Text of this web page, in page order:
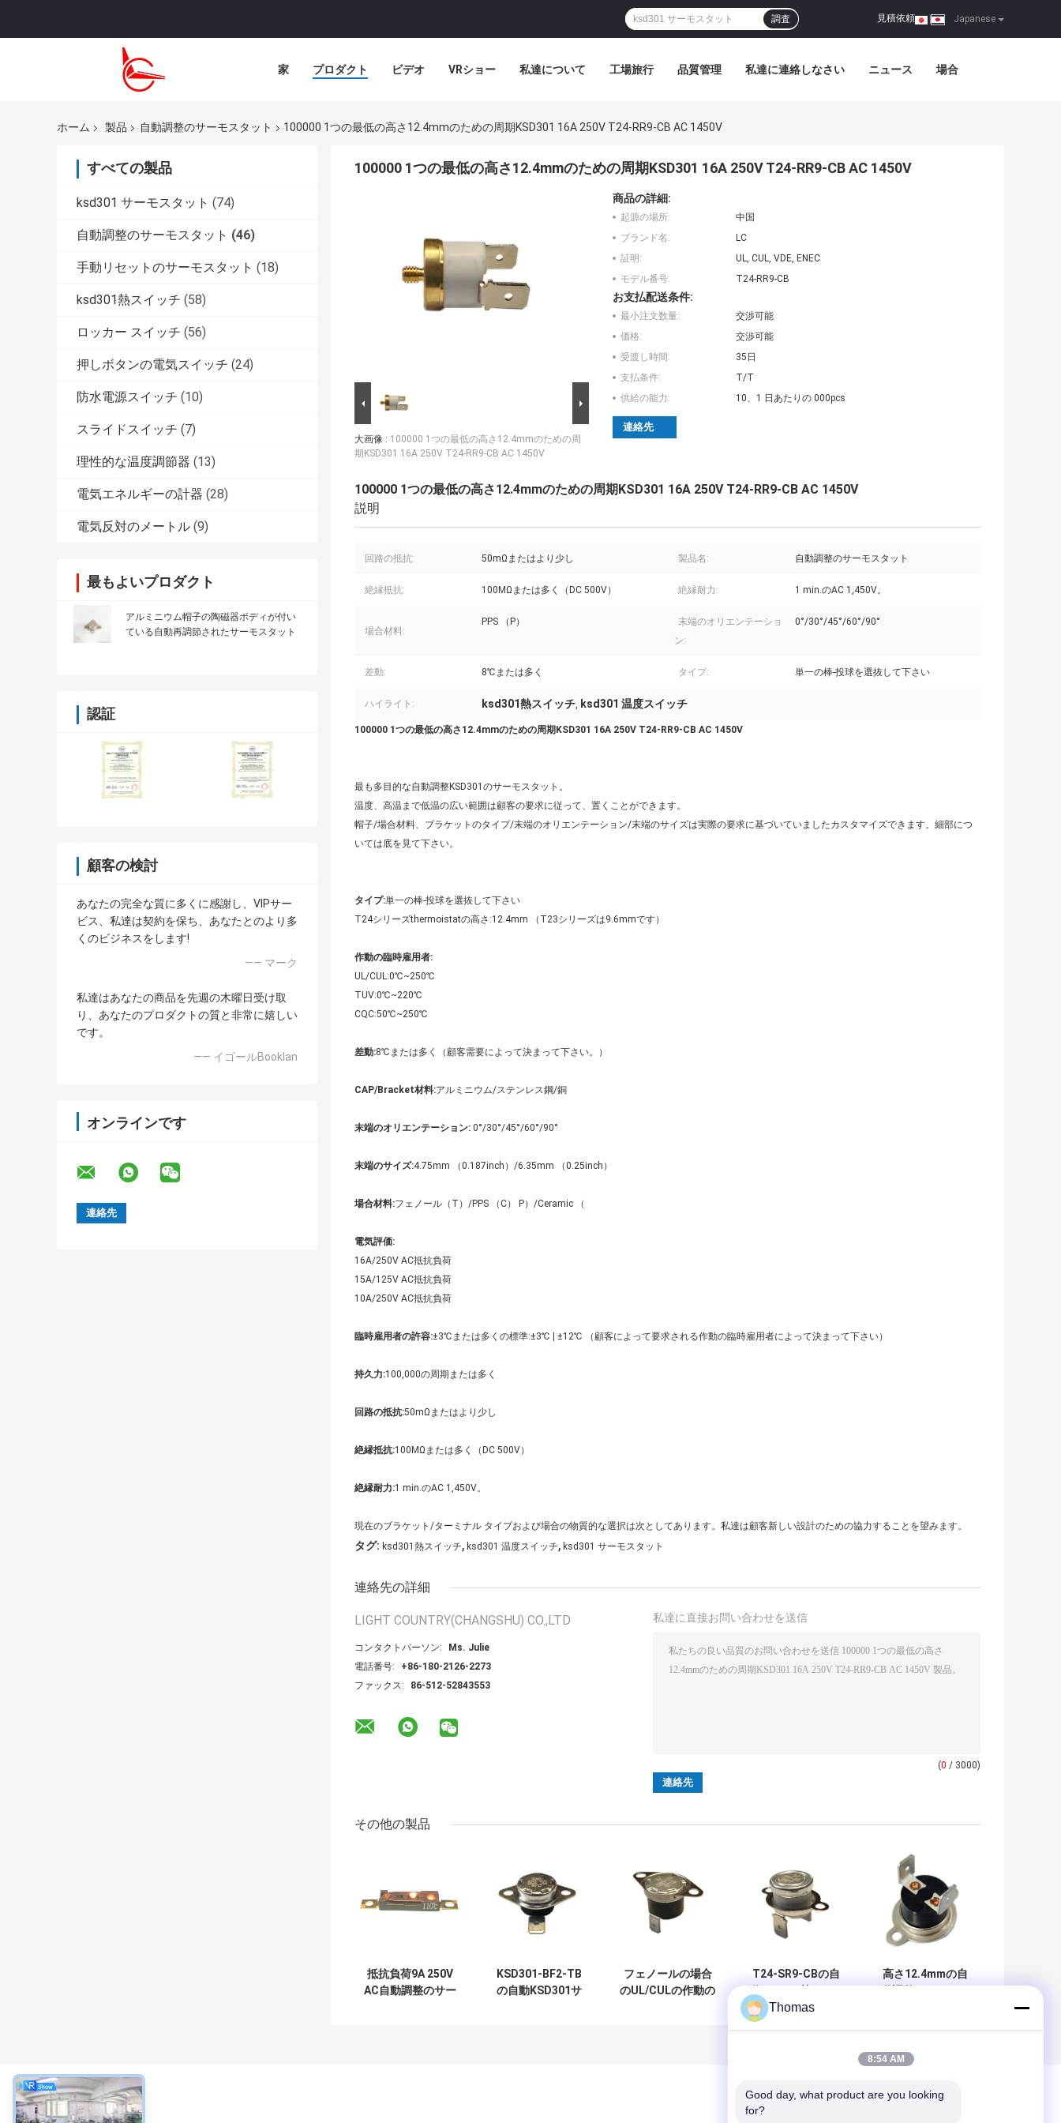
Japanese
見積依頼 |
調査
家 プロダクト ビデオ VRショー 私達について 工場旅行 品質管理 私達に連絡しなさい ニュース 場合
ホーム 製品 自動調整のサーモスタット 100000 1つの最低の高さ12.4mmのための周期KSD301 16A 250V T24-RR9-CB AC 1450V
すべての製品
ksd301 サーモスタット (74)
自動調整のサーモスタット (46)
手動リセットのサーモスタット (18)
ksd301熱スイッチ (58)
ロッカー スイッチ (56)
押しボタンの電気スイッチ (24)
防水電源スイッチ (10)
スライドスイッチ (7)
理性的な温度調節器 (13)
電気エネルギーの計器 (28)
電気反対のメートル (9)
最もよいプロダクト
アルミニウム帽子の陶磁器ボディが付い
ている自動再調節されたサーモスタット
認証
顧客の検討
あなたの完全な質に多くに感謝し、VIPサー
ビス、私達は契約を保ち、あなたとのより多
くのビジネスをします!
—— マーク
私達はあなたの商品を先週の木曜日受け取
り、あなたのプロダクトの質と非常に嬉しい
です。
—— イゴールBooklan
オンラインです
100000 1つの最低の高さ12.4mmのための周期KSD301 16A 250V T24-RR9-CB AC 1450V
大画像 : 100000 1つの最低の高さ12.4mmのための周
期KSD301 16A 250V T24-RR9-CB AC 1450V
商品の詳細:
起源の場所:
中国
ブランド名:
LC
証明:
UL, CUL, VDE, ENEC
モデル番号:
T24-RR9-CB
お支払配送条件:
最小注文数量:
交渉可能
価格:
交渉可能
受渡し時間:
35日
支払条件:
T/T
供給の能力:
10、1 日あたりの 000pcs
連絡先
100000 1つの最低の高さ12.4mmのための周期KSD301 16A 250V T24-RR9-CB AC 1450V
説明
回路の抵抗: 50mΩまたはより少し 製品名: 自動調整のサーモスタット
絶縁抵抗: 100MΩまたは多く（DC 500V） 絶縁耐力: 1 min.のAC 1,450V。
場合材料:
PPS （P）
末端のオリエンテーショ
ン:
0°/30°/45°/60°/90°
差動: 8℃または多く タイプ: 単一の棒-投球を選抜して下さい
ハイライト: ksd301熱スイッチ, ksd301 温度スイッチ
100000 1つの最低の高さ12.4mmのための周期KSD301 16A 250V T24-RR9-CB AC 1450V
最も多目的な自動調整KSD301のサーモスタット。
温度、高温まで低温の広い範囲は顧客の要求に従って、置くことができます。
帽子/場合材料、ブラケットのタイプ/末端のオリエンテーション/末端のサイズは実際の要求に基づいていましたカスタマイズできます。細部につ
いては底を見て下さい。
タイプ:単一の棒-投球を選抜して下さい
T24シリーズthermoistatの高さ:12.4mm （T23シリーズは9.6mmです）
作動の臨時雇用者:
UL/CUL:0℃~250℃
TUV:0℃~220℃
CQC:50℃~250℃
差動:8℃または多く（顧客需要によって決まって下さい。）
CAP/Bracket材料:アルミニウム/ステンレス鋼/銅
末端のオリエンテーション: 0°/30°/45°/60°/90°
末端のサイズ:4.75mm （0.187inch）/6.35mm （0.25inch）
場合材料:フェノール（T）/PPS （C） P）/Ceramic （
電気評価:
16A/250V AC抵抗負荷
15A/125V AC抵抗負荷
10A/250V AC抵抗負荷
臨時雇用者の許容:±3℃または多くの標準:±3℃ | ±12℃ （顧客によって要求される作動の臨時雇用者によって決まって下さい）
持久力:100,000の周期または多く
回路の抵抗:50mΩまたはより少し
絶縁抵抗:100MΩまたは多く（DC 500V）
絶縁耐力:1 min.のAC 1,450V。
現在のブラケット/ターミナル タイプおよび場合の物質的な選択は次としてあります。私達は顧客新しい設計のための協力することを望みます。
タグ: ksd301熱スイッチ, ksd301 温度スイッチ, ksd301 サーモスタット
連絡先の詳細
LIGHT COUNTRY(CHANGSHU) CO.,LTD
コンタクトパーソン:
Ms. Julie
電話番号:
+86-180-2126-2273
ファックス:
86-512-52843553
私達に直接お問い合わせを送信
(0 / 3000)
その他の製品
抵抗負荷9A 250V
AC自動調整のサー
KSD301-BF2-TB
の自動KSD301サ
フェノールの場合
のUL/CULの作動の
T24-SR9-CBの自
チ回路の抵抗
50mΩまたはより
高さ12.4mmの自
を選抜して下さい
Thomas
8:54 AM
Good day, what product are you looking
for?